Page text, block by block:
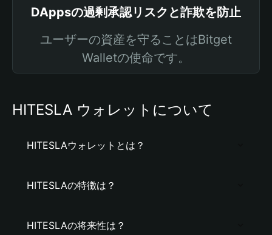
DAppsの過剰承認リスクと詐欺を防止
ユーザーの資産を守ることはBitget
Walletの使命です。
HITESLA ウォレットについて
HITESLAウォレットとは？
HITESLAの特徴は？
HITESLAの将来性は？